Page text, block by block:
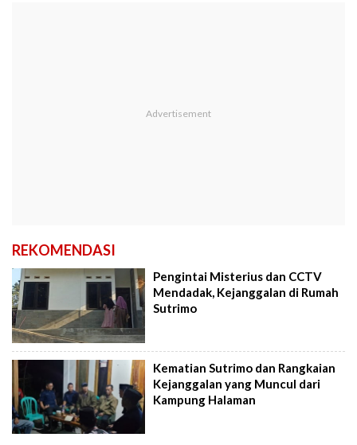
REKOMENDASI
Pengintai Misterius dan CCTV
Mendadak, Kejanggalan di Rumah
Sutrimo
Kematian Sutrimo dan Rangkaian
Kejanggalan yang Muncul dari
Kampung Halaman